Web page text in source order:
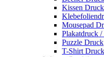
Kissen Druck
Mousepad
Plakatdruck /
Puzzle Druck
T-Shirt Druck